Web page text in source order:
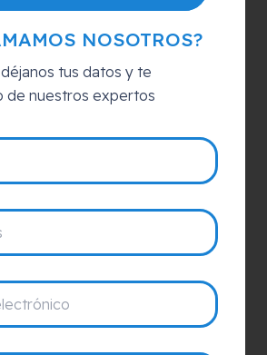
NOSOTROS?
tus datos y te
de nuestros expertos